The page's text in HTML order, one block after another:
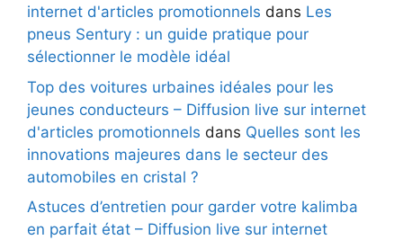
internet d'articles promotionnels dans Les
pneus Sentury : un guide pratique pour
sélectionner le modèle idéal
Top des voitures urbaines idéales pour les
jeunes conducteurs – Diffusion live sur internet
d'articles promotionnels dans Quelles sont les
innovations majeures dans le secteur des
automobiles en cristal ?
Astuces d’entretien pour garder votre kalimba
en parfait état – Diffusion live sur internet